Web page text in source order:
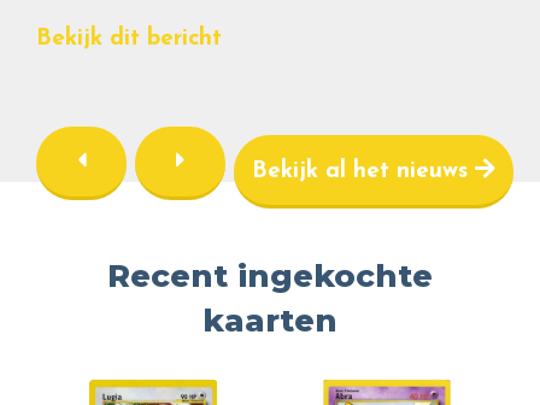
Bekijk dit bericht
Bekijk al het nieuws
Recent ingekochte
kaarten